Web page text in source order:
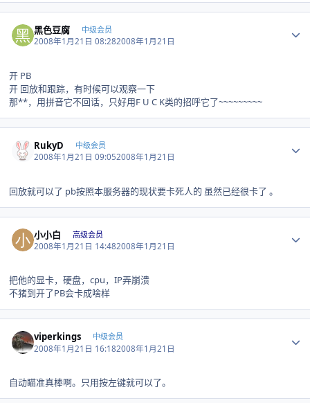
黑色豆腐 中级会员
2008年1月21日 08:282008年1月21日
开 PB
开 回放和跟踪，有时候可以观察一下
那**，用拼音它不回话，只好用F U C K类的招呼它了~~~~~~~~~
RukyD 中级会员
2008年1月21日 09:052008年1月21日
回放就可以了 pb按照本服务器的现状要卡死人的 虽然已经很卡了 。
小小白 高级会员
2008年1月21日 14:482008年1月21日
把他的显卡，硬盘，cpu，IP弄崩溃
不猪到开了PB会卡成啥样
viperkings 中级会员
2008年1月21日 16:182008年1月21日
自动瞄准真棒啊。只用按左键就可以了。